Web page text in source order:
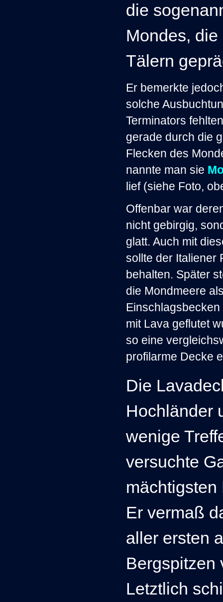
die
Mondes,
Tälern
Er bemerkte
solche
Terminators
gerade durch die
Flecken des
nannte man sie
lief (siehe Foto,
Offenbar war
nicht gebirgig,
glatt. Auch mit
sollte der Italiener
behalten. Später
die Mondmeere
mit Lava geflutet
so eine
profilarme Decke
Die
Hochländer
wenige
versuchte
Er vermaß
aller ersten
Bergspitzen
Letztlich